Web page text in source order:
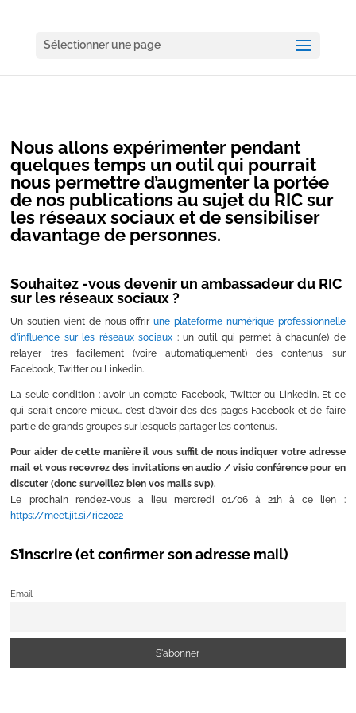
Sélectionner une page
Nous allons expérimenter pendant
quelques temps un outil qui pourrait
nous permettre d’augmenter la portée
de nos publications au sujet du RIC sur
les réseaux sociaux et de sensibiliser
davantage de personnes.
Souhaitez -vous devenir un ambassadeur du RIC
sur les réseaux sociaux ?
Un soutien vient de nous offrir une plateforme numérique professionnelle
d’influence sur les réseaux sociaux : un outil qui permet à chacun(e) de
relayer très facilement (voire automatiquement) des contenus sur
Facebook, Twitter ou Linkedin.
La seule condition : avoir un compte Facebook, Twitter ou Linkedin. Et ce
qui serait encore mieux… c’est d’avoir des des pages Facebook et de faire
partie de grands groupes sur lesquels partager les contenus.
Pour aider de cette manière il vous suffit de nous indiquer votre adresse
mail et vous recevrez des invitations en audio / visio conférence pour en
discuter (donc surveillez bien vos mails svp).
Le prochain rendez-vous a lieu mercredi 01/06 à 21h à ce lien :
https://meet.jit.si/ric2022
S’inscrire (et confirmer son adresse mail)
Email